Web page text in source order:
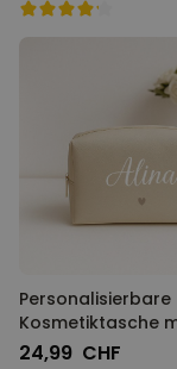
Personalisierbare
Kosmetiktasche
und Symbol
24,99 CHF